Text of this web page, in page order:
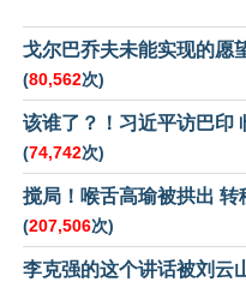
戈尔巴乔夫未能实现的愿
(80,562次)
该谁了？！习近平访巴印
(74,742次)
搅局！喉舌高瑜被拱出 转
(207,506次)
李克强的这个讲话被刘云